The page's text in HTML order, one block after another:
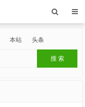
本站 头条